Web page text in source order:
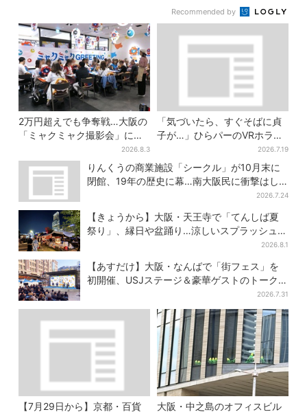
Recommended by
2万円超えでも争奪戦…大阪の
「ミャクミャク撮影会」に全
国からファン集結、参加者に
聞いた「それでも会いたい理
由」
2026.8.3
「気づいたら、すぐそばに貞
子が…」ひらパーのVRホラ
ー、1kmの迷宮で”逃げ切れな
い恐怖”体験
2026.7.19
りんくうの商業施設「シークル」が10月末に
閉館、19年の歴史に幕…南大阪民に衝撃はし
2026.7.24
【きょうから】大阪・天王寺で「てんしば夏
祭り」、縁日や盆踊り…涼しいスプラッシュタ
2026.8.1
【あすだけ】大阪・なんばで「街フェス」を
初開催、USJステージ＆豪華ゲストのトークシ
2026.7.31
【7月29日から】京都・百貨
大阪・中之島のオフィスビル